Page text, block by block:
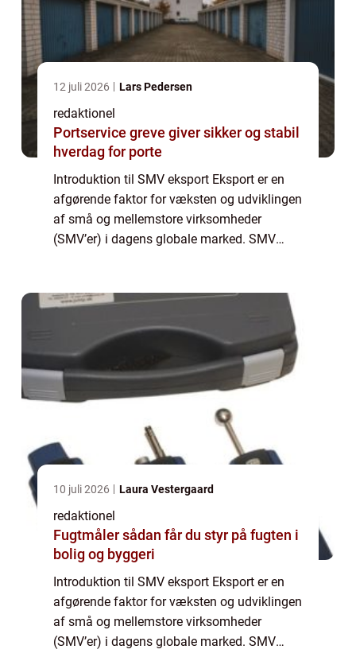
12 juli 2026 Lars Pedersen
redaktionel
Portservice greve giver sikker og stabil
hverdag for porte
Introduktion til SMV eksport Eksport er en
afgørende faktor for væksten og udviklingen
af små og mellemstore virksomheder
(SMV’er) i dagens globale marked. SMV
10 juli 2026 Laura Vestergaard
redaktionel
Fugtmåler sådan får du styr på fugten i
bolig og byggeri
Introduktion til SMV eksport Eksport er en
afgørende faktor for væksten og udviklingen
af små og mellemstore virksomheder
(SMV’er) i dagens globale marked. SMV